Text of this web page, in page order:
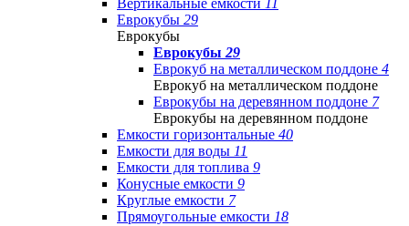
Еврокубы 29
Еврокубы
Еврокубы 29
Еврокуб на металлическом поддоне 4
Еврокуб на металлическом поддоне
Еврокубы на деревянном поддоне 7
Еврокубы на деревянном поддоне
Емкости горизонтальные 40
Емкости для воды 11
Емкости для топлива 9
Конусные емкости 9
Круглые емкости 7
Прямоугольные емкости 18